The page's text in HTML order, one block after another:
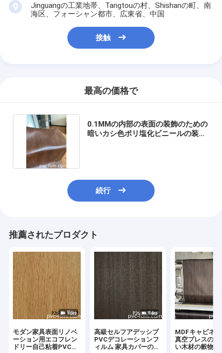
Jinguangの工業地帯、Tangtouの村、Shishanの町、南
海区、フォーシャン都市、広東省、中国
接触
最高の価格で
0.1MMの内部の表面の装飾のための
暗いカシ色ポリ塩化ビニールの装飾
続行
推薦されたプロダクト
モダン家具表面リノベ
ーション用エコフレン
ドリー自己粘着PVCフ
高級セルフアデッシブ
PVCデコレーションフ
ィルム 家具カバーのリ
MDFキャビネ
真空プレスのた
い木材の穀物ラ